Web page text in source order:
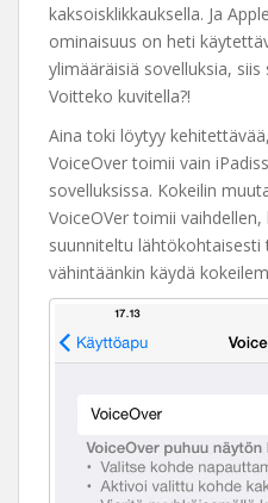
kaksoisklikkauksella. Ja
ominaisuus on heti
ylimääräisiä sovelluksia,
Voitteko kuvitella?!
Aina toki löytyy
VoiceOver toimii vain
sovelluksissa. Kokeilin
VoiceOVer toimii
suunniteltu
vähintäänkin käydä